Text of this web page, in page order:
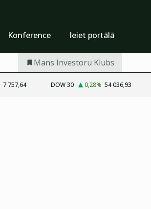
Konference Ieiet portālā
Mans Investoru Klubs
7 757,64 DOW 30 0,28% 54 036,93